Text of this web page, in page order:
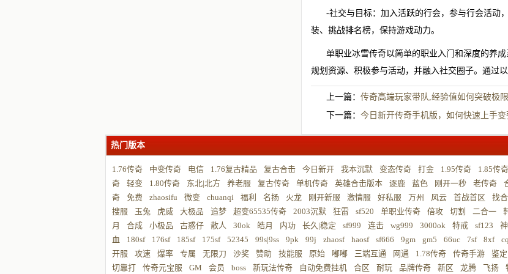
-社交与目标：加入活跃的行会，参与行会活动
装、挑战排名榜，保持游戏动力。
单职业冰雪传奇以简单的职业入门和深度的养
规划资源、积极参与活动，并融入社交圈子。通过
上一篇： 传奇高端玩家带队,经验值如何突破极限
下一篇： 今日新开传奇手机版，如何快速上手变
热门版本
1.76传奇 中变传奇 电信 1.76复古精品 复古合击 今日新开 我本沉默 变态传奇 打金 1.95传奇 1.85传奇
奇
轻变 1.80传奇 东北|北方 养老服 复古传奇 单机传奇 英雄合击版本 逐鹿 蓝色 刚开一秒 老传奇
奇
免费 zhaosifu 微变 chuanqi 福利 名扬 火龙 刚开新服 激情服 好私服 万州 风云 首战首区 找
搜服
玉兔 虎威 大极品 追梦 超变65535传奇 2003沉默 狂雷 sf520 单职业传奇 倍攻 切割 二合一
月
合成 小极品 古惑仔 散人 30ok 皓月 内功 长久|稳定 sf999 连击 wg999 3000ok 特戒 sf123
血
180sf 176sf 185sf 175sf 52345 99s|9ss 9pk 99j zhaosf haosf sf666 9gm gm5 66uc 7sf 8xf
开服
攻速 爆率 专属 无限刀 沙奖 赞助 技能服 原始 嘟嘟 三端互通 网通 1.78传奇 传奇手游 鉴定
切靠打
传奇元宝服 GM 会员 boss 新玩法传奇 自动免费挂机 合区 耐玩 品牌传奇 新区 龙腾 飞扬